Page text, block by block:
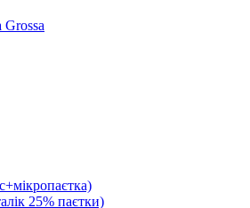
Grossa
25% паєтки)